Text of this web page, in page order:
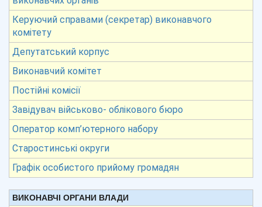
Керуючий справами (секретар) виконавчого
комітету
Депутатський корпус
Виконавчий комітет
Постійні комісії
Завідувач військово- облікового бюро
Оператор комп’ютерного набору
Старостинські округи
Графік особистого прийому громадян
ВИКОНАВЧІ ОРГАНИ ВЛАДИ